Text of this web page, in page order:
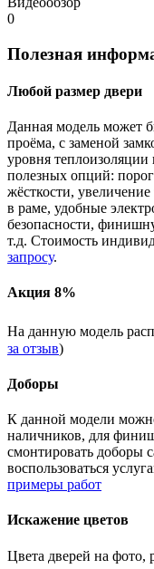
0
Полезная
Любой размер двери
Данная модель может
проёма, с заменой
уровня
полезных опций:
жёсткости,
в раме, удобные
безопасности,
т.д. Стоимость
запросу.
Акция 8%
На данную модель
за отзыв)
Доборы
К данной модели
наличников, для
смонтировать доборы
воспользоваться
примеры работ
Искажение цветов
Цвета дверей на фото,